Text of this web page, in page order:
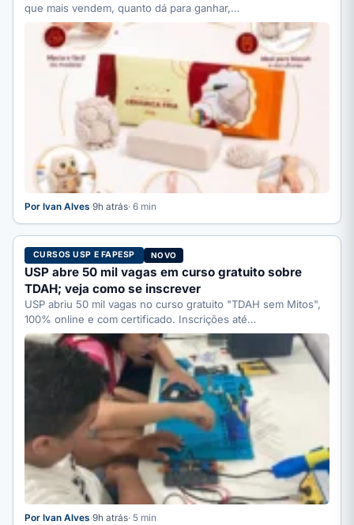
que mais vendem, quanto dá para ganhar,…
Por Ivan Alves·9h atrás· 6 min
CURSOS USP E FAPESP NOVO
USP abre 50 mil vagas em curso gratuito sobre
TDAH; veja como se inscrever
USP abriu 50 mil vagas no curso gratuito "TDAH sem Mitos",
100% online e com certificado. Inscrições até…
Por Ivan Alves·9h atrás· 5 min